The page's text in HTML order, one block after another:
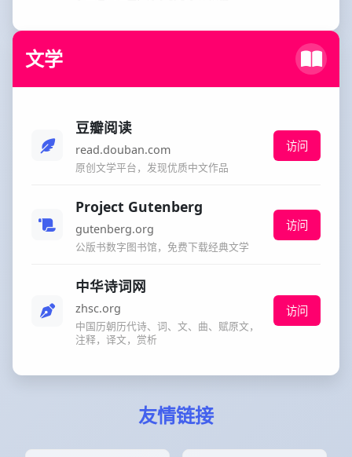
文学
豆瓣阅读
read.douban.com
原创文学平台，发现优质中文作品
访问
Project Gutenberg
gutenberg.org
公版书数字图书馆，免费下载经典文学
访问
中华诗词网
zhsc.org
中国历朝历代诗、词、文、曲、赋原文，
注释，译文，赏析
访问
友情链接